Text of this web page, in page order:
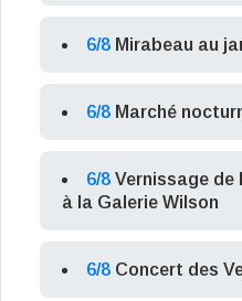
6/8 Mirabeau au
6/8 Marché
6/8 Vernissage de
à la Galerie Wilson
6/8 Concert des